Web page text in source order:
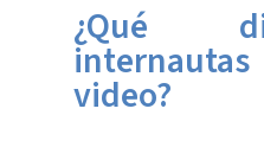
¿Qué
video?